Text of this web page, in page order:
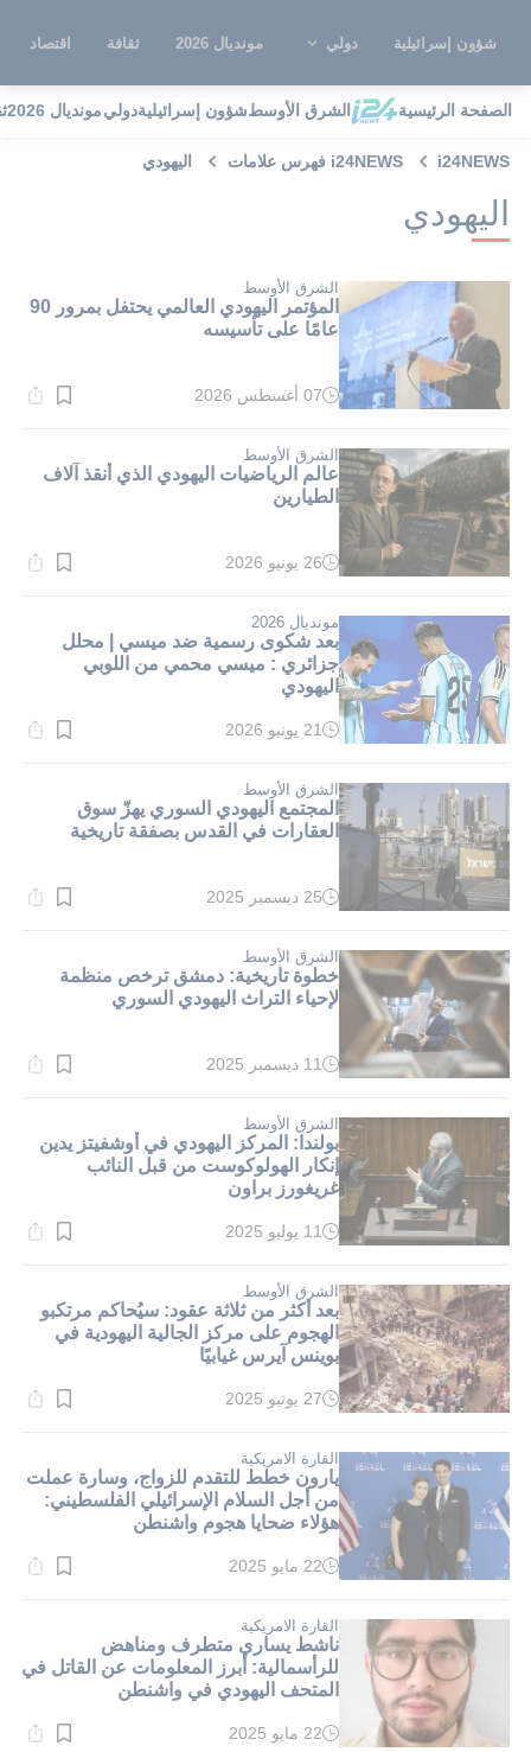
شؤون إسرائيلية دولي مونديال 2026 ثقافة اقتصاد
الصفحة الرئيسية الشرق الأوسطشؤون إسرائيليةدوليمونديال 2026
i24NEWS i24NEWS فهرس علامات اليهودي
اليهودي
الشرق الأوسط
المؤتمر اليهودي العالمي يحتفل بمرور 90
عامًا على تأسيسه
وقت
دقيقة.
07 أغسطس 2026
الشرق الأوسط
عالم الرياضيات اليهودي الذي أنقذ آلاف
الطيارين
وقت
دقيقة.
26 يونيو 2026
مونديال 2026
بعد شكوى رسمية ضد ميسي | محلل
جزائري : ميسي محمي من اللوبي
اليهودي
وقت
دقيقة.
21 يونيو 2026
الشرق الأوسط
المجتمع اليهودي السوري يهزّ سوق
العقارات في القدس بصفقة تاريخية
وقت
دقيقة.
25 ديسمبر 2025
الشرق الأوسط
خطوة تاريخية: دمشق ترخص منظمة
لإحياء التراث اليهودي السوري
وقت
دقيقة.
11 ديسمبر 2025
الشرق الأوسط
بولندا: المركز اليهودي في أوشفيتز يدين
إنكار الهولوكوست من قبل النائب
غريغورز براون
وقت
دقيقة.
11 يوليو 2025
الشرق الأوسط
بعد أكثر من ثلاثة عقود: سيُحاكم مرتكبو
الهجوم على مركز الجالية اليهودية في
بوينس آيرس غيابيًا
وقت
دقيقة.
27 يونيو 2025
القارة الامريكية
يارون خطط للتقدم للزواج، وسارة عملت
من أجل السلام الإسرائيلي الفلسطيني:
هؤلاء ضحايا هجوم واشنطن
وقت
دقيقة.
22 مايو 2025
القارة الامريكية
ناشط يساري متطرف ومناهض
للرأسمالية: أبرز المعلومات عن القاتل في
المتحف اليهودي في واشنطن
وقت
22 مايو 2025